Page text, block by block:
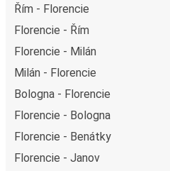
Řím - Florencie
Florencie - Řím
Florencie - Milán
Milán - Florencie
Bologna - Florencie
Florencie - Bologna
Florencie - Benátky
Florencie - Janov